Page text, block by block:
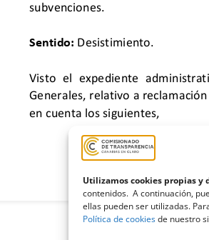
Utilizamos cookies propias y
contenidos. A continuación,
ellas pueden ser utilizadas.
Política de cookiesde nuestro